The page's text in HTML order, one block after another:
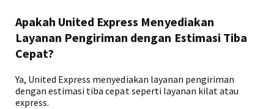
Apakah United Express Menyediakan
Layanan Pengiriman dengan Estimasi Tiba
Cepat?
Ya, United Express menyediakan layanan pengiriman
dengan estimasi tiba cepat seperti layanan kilat atau
express.